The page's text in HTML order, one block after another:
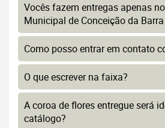
Vocês fazem entregas apenas
Municipal de Conceição da
Como posso entrar em contato
O que escrever na faixa?
A coroa de flores entregue será
catálogo?